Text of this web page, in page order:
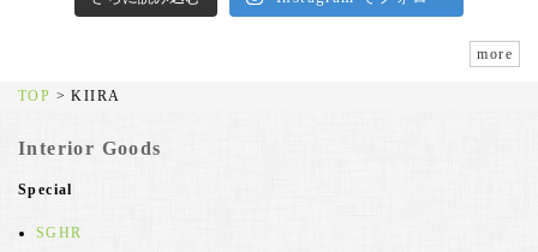
more
TOP >KIIRA
Interior Goods
Special
SGHR